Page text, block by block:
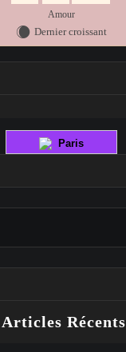
Amour
X Dernier croissant
Paris
Articles Récents